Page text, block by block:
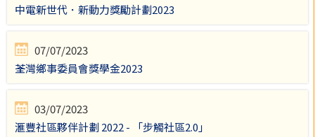
中電新世代．新動力獎勵計劃2023
07/07/2023
荃灣鄉事委員會獎學金2023
03/07/2023
滙豐社區夥伴計劃 2022 - 「步觸社區2.0」